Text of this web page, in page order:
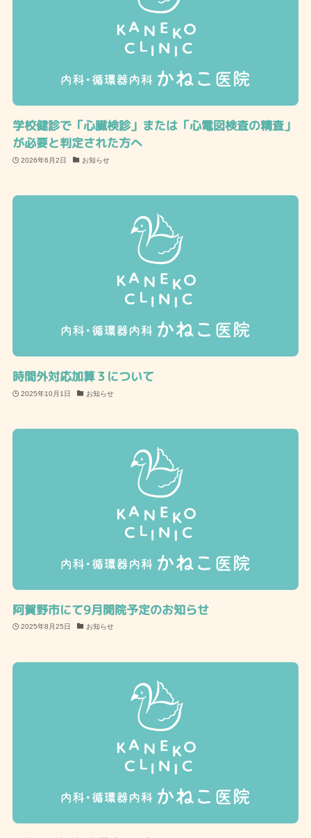
学校健診で「心臓検診」または「心電図検査の精査」
が必要と判定された方へ
2026年6月2日 お知らせ
時間外対応加算３について
2025年10月1日 お知らせ
阿賀野市にて9月開院予定のお知らせ
2025年8月25日 お知らせ